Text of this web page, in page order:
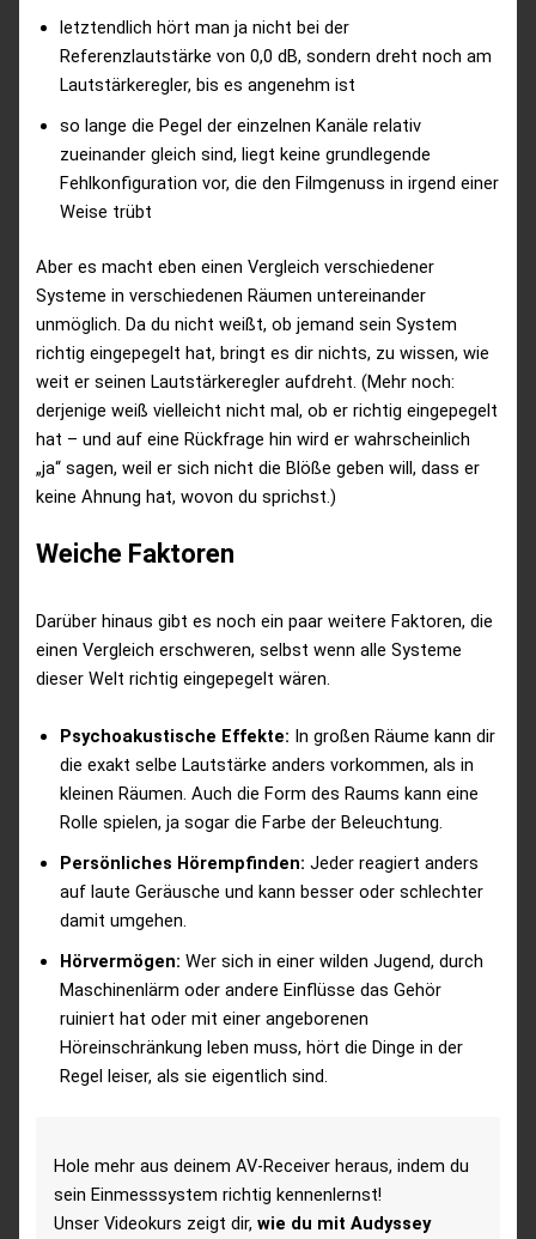
letztendlich hört man ja nicht bei der
Referenzlautstärke von 0,0 dB, sondern dreht noch am
Lautstärkeregler, bis es angenehm ist
so lange die Pegel der einzelnen Kanäle relativ
zueinander gleich sind, liegt keine grundlegende
Fehlkonfiguration vor, die den Filmgenuss in irgend einer
Weise trübt
Aber es macht eben einen Vergleich verschiedener
Systeme in verschiedenen Räumen untereinander
unmöglich. Da du nicht weißt, ob jemand sein System
richtig eingepegelt hat, bringt es dir nichts, zu wissen, wie
weit er seinen Lautstärkeregler aufdreht. (Mehr noch:
derjenige weiß vielleicht nicht mal, ob er richtig eingepegelt
hat – und auf eine Rückfrage hin wird er wahrscheinlich
„ja“ sagen, weil er sich nicht die Blöße geben will, dass er
keine Ahnung hat, wovon du sprichst.)
Weiche Faktoren
Darüber hinaus gibt es noch ein paar weitere Faktoren, die
einen Vergleich erschweren, selbst wenn alle Systeme
dieser Welt richtig eingepegelt wären.
Psychoakustische Effekte: In großen Räume kann dir
die exakt selbe Lautstärke anders vorkommen, als in
kleinen Räumen. Auch die Form des Raums kann eine
Rolle spielen, ja sogar die Farbe der Beleuchtung.
Persönliches Hörempfinden: Jeder reagiert anders
auf laute Geräusche und kann besser oder schlechter
damit umgehen.
Hörvermögen: Wer sich in einer wilden Jugend, durch
Maschinenlärm oder andere Einflüsse das Gehör
ruiniert hat oder mit einer angeborenen
Höreinschränkung leben muss, hört die Dinge in der
Regel leiser, als sie eigentlich sind.
Hole mehr aus deinem AV-Receiver heraus, indem du
sein Einmesssystem richtig kennenlernst!
Unser Videokurs zeigt dir,wie du mit Audyssey